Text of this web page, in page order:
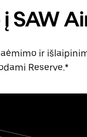
SAW
ir
Reserve.*